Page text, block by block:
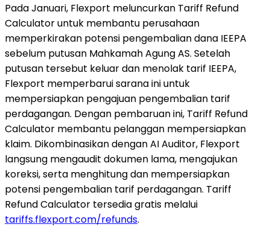
Pada Januari, Flexport meluncurkan Tariff Refund
Calculator untuk membantu perusahaan
memperkirakan potensi pengembalian dana IEEPA
sebelum putusan Mahkamah Agung AS. Setelah
putusan tersebut keluar dan menolak tarif IEEPA,
Flexport memperbarui sarana ini untuk
mempersiapkan pengajuan pengembalian tarif
perdagangan. Dengan pembaruan ini, Tariff Refund
Calculator membantu pelanggan mempersiapkan
klaim. Dikombinasikan dengan AI Auditor, Flexport
langsung mengaudit dokumen lama, mengajukan
koreksi, serta menghitung dan mempersiapkan
potensi pengembalian tarif perdagangan. Tariff
Refund Calculator tersedia gratis melalui
tariffs.flexport.com/refunds.